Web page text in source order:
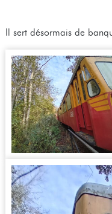
Il sert désormais de